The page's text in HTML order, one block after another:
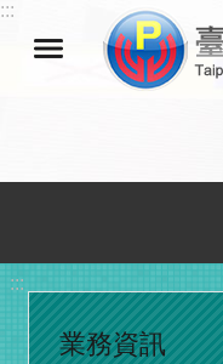
跳到主要內容區塊
:::
:::
業務資訊